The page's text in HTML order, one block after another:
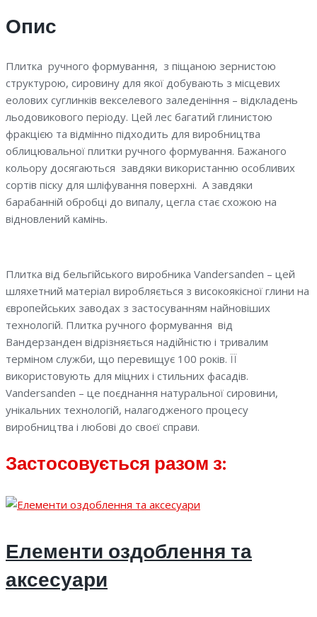
Опис
Плитка ручного формування, з піщаною зернистою
структурою, сировину для якої добувають з місцевих
еолових суглинків векселевого заледеніння – відкладень
льодовикового періоду. Цей лес багатий глинистою
фракцією та відмінно підходить для виробництва
облицювальної плитки ручного формування. Бажаного
кольору досягаються завдяки використанню особливих
сортів піску для шліфування поверхні. А завдяки
барабанній обробці до випалу, цегла стає схожою на
відновлений камінь.
Плитка від бельгійського виробника Vandersanden – цей
шляхетний матеріал виробляється з високоякісної глини на
європейських заводах з застосуванням найновіших
технологій. Плитка ручного формування від
Вандерзанден відрізняється надійністю і тривалим
терміном служби, що перевищує 100 років. ЇЇ
використовують для міцних і стильних фасадів.
Vandersanden – це поєднання натуральної сировини,
унікальних технологій, налагодженого процесу
виробництва і любові до своєї справи.
Застосовується разом з:
Елементи оздоблення та
аксесуари